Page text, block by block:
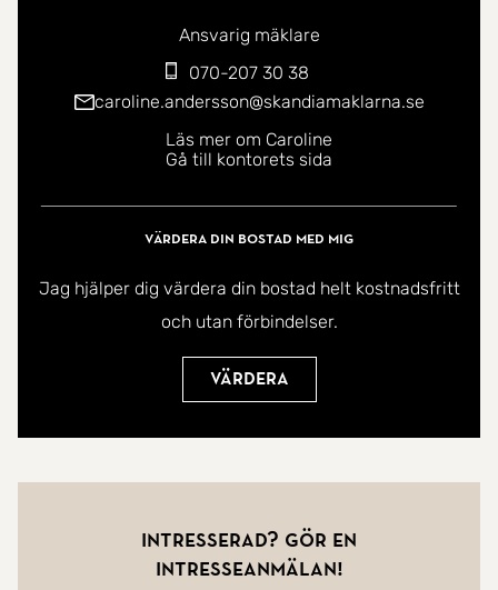
Ansvarig mäklare
070-207 30 38
caroline.andersson@skandiamaklarna.se
Läs mer om Caroline
Gå till kontorets sida
Värdera din bostad med mig
Jag hjälper dig värdera din bostad helt kostnadsfritt
och utan förbindelser.
Värdera
Intresserad? Gör en
intresseanmälan!